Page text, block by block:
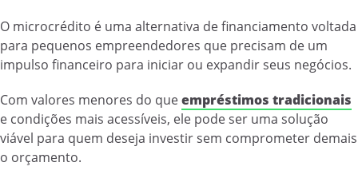
O microcrédito é uma alternativa de financiamento voltada
para pequenos empreendedores que precisam de um
impulso financeiro para iniciar ou expandir seus negócios.
Com valores menores do queempréstimos tradicionais
e condições mais acessíveis, ele pode ser uma solução
viável para quem deseja investir sem comprometer demais
o orçamento.